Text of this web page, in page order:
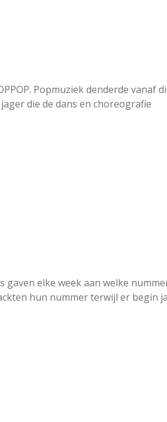
Popmuziek denderde vanaf
die de dans en choreografie
elke week aan welke
hun nummer terwijl er begin